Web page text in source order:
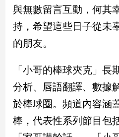
兩
岸/
際
會/
地
方
新
冠
與無數留言互動，何其
持，希望這些日子從未
的朋友。
「小哥的棒球夾克」長
分析、唇語翻譯、數據
於棒球圈。頻道內容涵
棒，代表性系列節目包